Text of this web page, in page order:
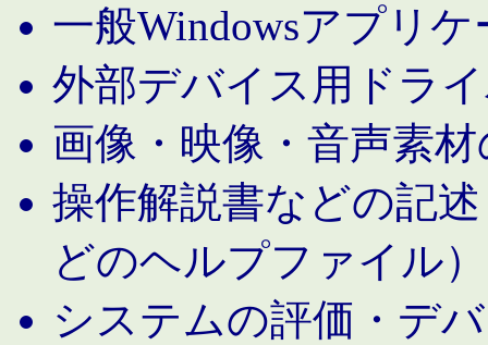
一般Windowsアプリ
外部デバイス用ドラ
画像・映像・音声素
操作解説書などの記
どのヘルプファイル）
システムの評価・デ